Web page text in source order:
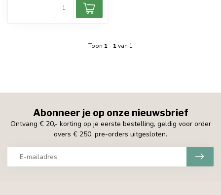
Toon 1- 1van 1
Abonneer je op onze nieuwsbrief
Ontvang € 20,- korting op je eerste bestelling, geldig voor order
overs € 250, pre-orders uitgesloten.